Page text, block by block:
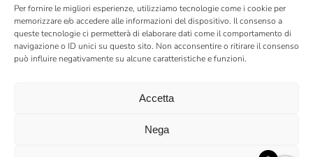
Per fornire le migliori esperienze, utilizziamo tecnologie come i cookie per
memorizzare e/o accedere alle informazioni del dispositivo. Il consenso a
queste tecnologie ci permetterà di elaborare dati come il comportamento di
navigazione o ID unici su questo sito. Non acconsentire o ritirare il consenso
può influire negativamente su alcune caratteristiche e funzioni.
Accetta
Nega
Portfolio
AGRICOMs.r.l.
via Montalbano 65 51100 Case Nuove di Masiano (PT) | codice
Int. versato | Repertorio Economico Amministrativo C.C.I.A.A. di
Privacy policy